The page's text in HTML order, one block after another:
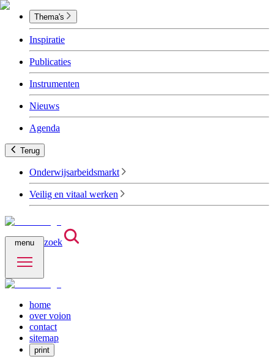
Thema's
Inspiratie
Publicaties
Instrumenten
Nieuws
Agenda
Terug
Onderwijsarbeidsmarkt
Veilig en vitaal werken
menu zoek
home
over voion
contact
sitemap
print